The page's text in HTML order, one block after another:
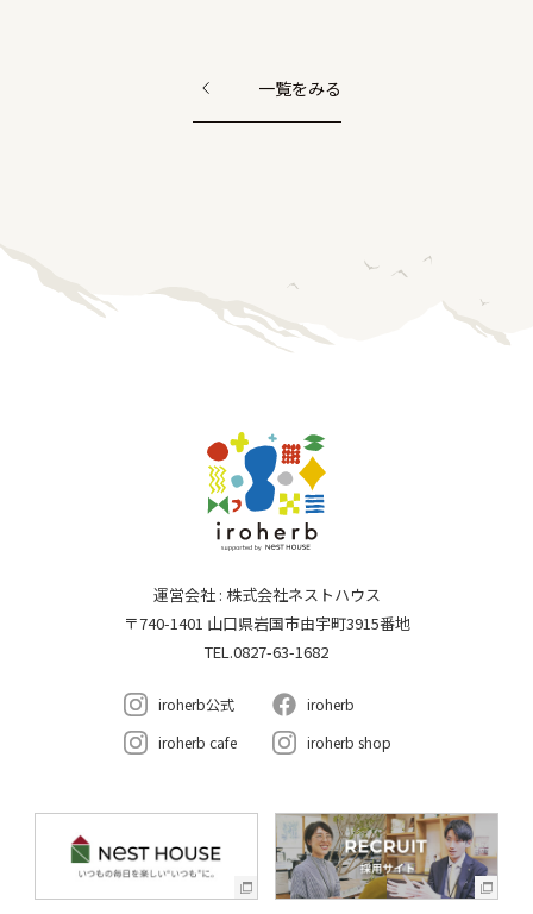
一覧をみる
運営会社 : 株式会社ネストハウス
〒740-1401 山口県岩国市由宇町3915番地
TEL.0827-63-1682
iroherb公式
iroherb
iroherb cafe
iroherb shop